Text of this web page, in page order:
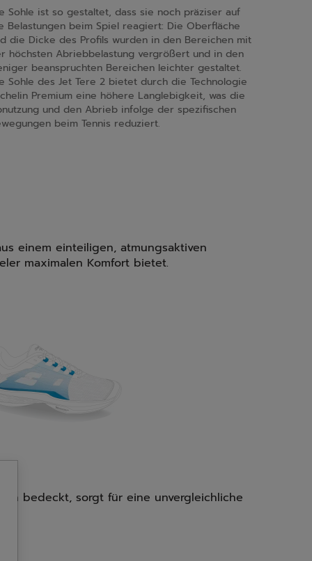
Sohle ist so gestaltet, dass sie noch präziser auf
Belastungen beim Spiel reagiert: Die Oberfläche
die Dicke des Profils wurden in den Bereichen mit
höchsten Abriebbelastung vergrößert und in den
beanspruchten Bereichen leichter gestaltet.
Sohle des Jet Tere 2 bietet durch die Technologie
Premium eine höhere Langlebigkeit, was die
und den Abrieb infolge der spezifischen
beim Tennis reduziert.
einem einteiligen, atmungsaktiven
maximalen Komfort bietet.
bedeckt, sorgt für eine unvergleichliche